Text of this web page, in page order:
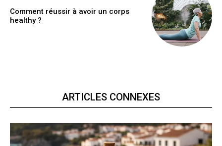
Comment réussir à avoir un corps
healthy ?
ARTICLES CONNEXES